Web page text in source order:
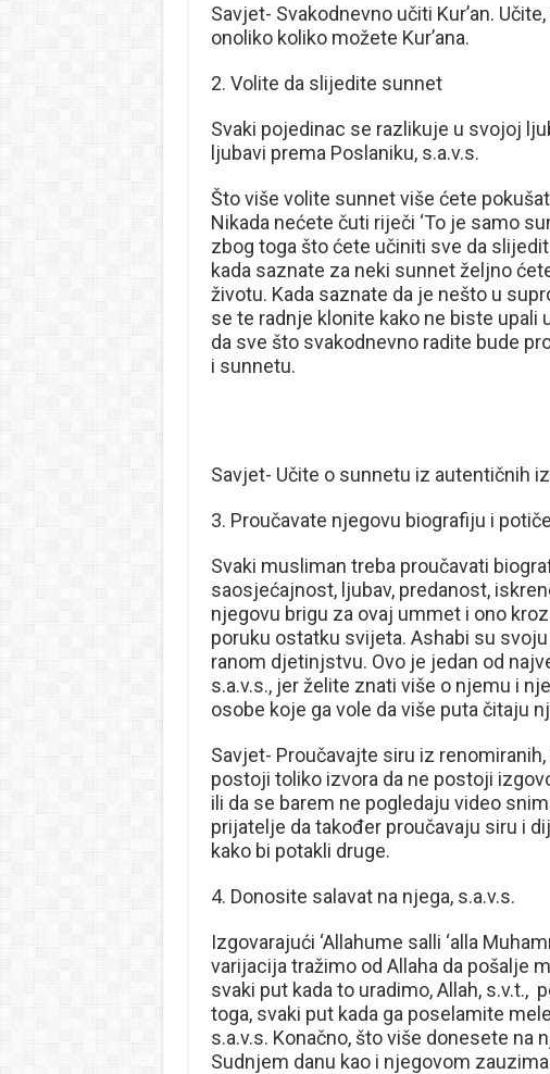
Savjet- Svakodnevno učiti Kur’an.
onoliko koliko možete Kur’ana.
2. Volite da slijedite sunnet
Svaki pojedinac se razlikuje u svojoj
ljubavi prema Poslaniku, s.a.v.s.
Što više volite sunnet više ćete
Nikada nećete čuti riječi ‘To je samo
zbog toga što ćete učiniti sve da
kada saznate za neki sunnet željno
životu. Kada saznate da je nešto u
se te radnje klonite kako ne biste
da sve što svakodnevno radite bude
i sunnetu.
Savjet- Učite o sunnetu iz autentičnih
3. Proučavate njegovu biografiju i
Svaki musliman treba proučavati
saosjećajnost, ljubav, predanost,
njegovu brigu za ovaj ummet i ono
poruku ostatku svijeta. Ashabi su
ranom djetinjstvu. Ovo je jedan od
s.a.v.s., jer želite znati više o njemu i
osobe koje ga vole da više puta čitaju
Savjet- Proučavajte siru iz
postoji toliko izvora da ne postoji
ili da se barem ne pogledaju video
prijatelje da također proučavaju siru i
kako bi potakli druge.
4. Donosite salavat na njega, s.a.v.s.
Izgovarajući ‘Allahume salli ‘alla
varijacija tražimo od Allaha da pošalje
svaki put kada to uradimo, Allah, s.v.t.,
toga, svaki put kada ga poselamite
s.a.v.s. Konačno, što više donesete na
Sudnjem danu kao i njegovom